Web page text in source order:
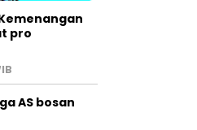
pro
AS bosan